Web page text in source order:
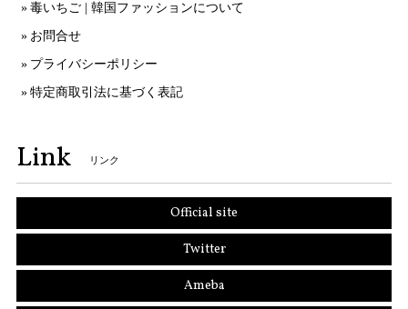
毒いちご | 韓国ファッションについて
お問合せ
プライバシーポリシー
特定商取引法に基づく表記
Link リンク
Official site
Twitter
Ameba